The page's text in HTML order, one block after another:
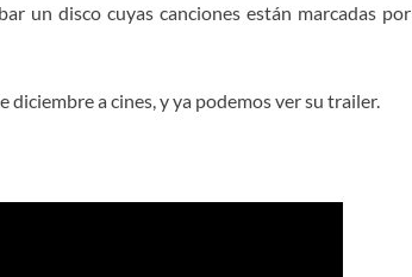
un disco cuyas canciones están marcadas por
diciembre a cines, y ya podemos ver su trailer.